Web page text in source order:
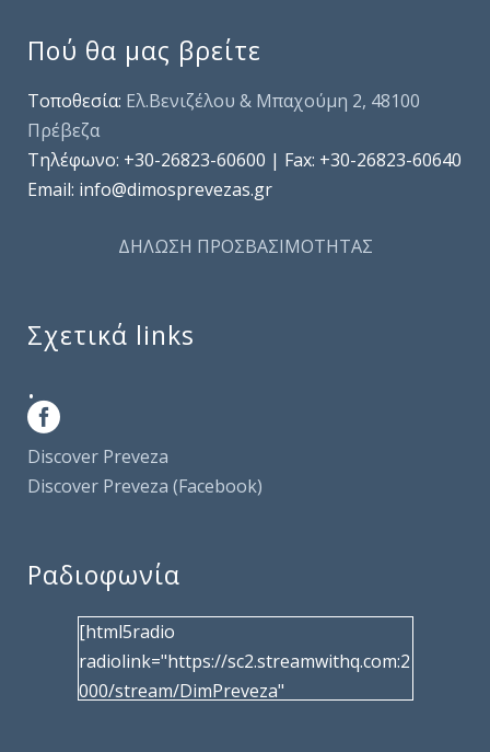
Πού θα μας βρείτε
Τοποθεσία: Ελ.Βενιζέλου & Μπαχούμη 2, 48100
Πρέβεζα
Τηλέφωνo: +30-26823-60600 | Fax: +30-26823-60640
Email: info@dimosprevezas.gr
ΔΗΛΩΣΗ ΠΡΟΣΒΑΣΙΜΟΤΗΤΑΣ
Σχετικά links
.
Discover Preveza
Discover Preveza (Facebook)
Ραδιοφωνία
[html5radio
radiolink="https://sc2.streamwithq.com:2
000/stream/DimPreveza"